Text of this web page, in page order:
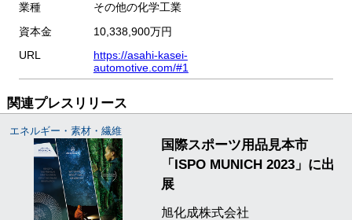
業種
その他の化学工業
資本金
10,338,900万円
URL
https://asahi-kasei-
automotive.com/#1
関連プレスリリース
エネルギー・素材・繊維
国際スポーツ用品見本市
「ISPO MUNICH 2023」に出
展
旭化成株式会社